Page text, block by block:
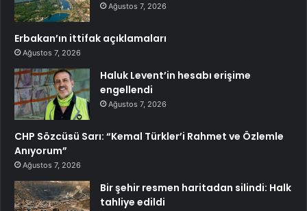
Ağustos 7, 2026
Erbakan’ın ittifak açıklamaları
Ağustos 7, 2026
Haluk Levent’in hesabı erişime
engellendi
Ağustos 7, 2026
CHP Sözcüsü Sarı: “Kemal Türkler’i Rahmet ve Özlemle
Anıyorum”
Ağustos 7, 2026
Bir şehir resmen haritadan silindi: Halk
tahliye edildi